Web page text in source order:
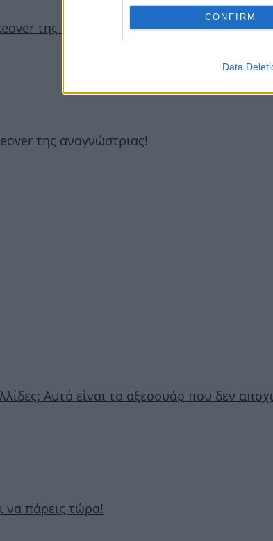
CONFIRM
Data
της αναγνώστριας!
της αναγνώστριας!
Αυτό είναι το αξεσουάρ που δεν
να πάρεις τώρα!